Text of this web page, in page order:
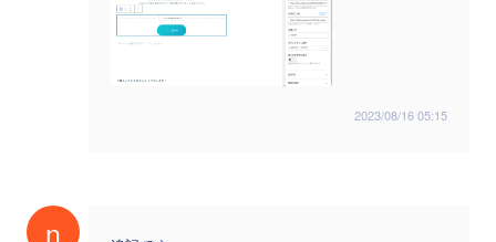
2023/08/16 05:15
n